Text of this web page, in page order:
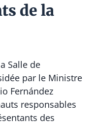
de la
Salle de
par le Ministre
Fernández
responsables
des